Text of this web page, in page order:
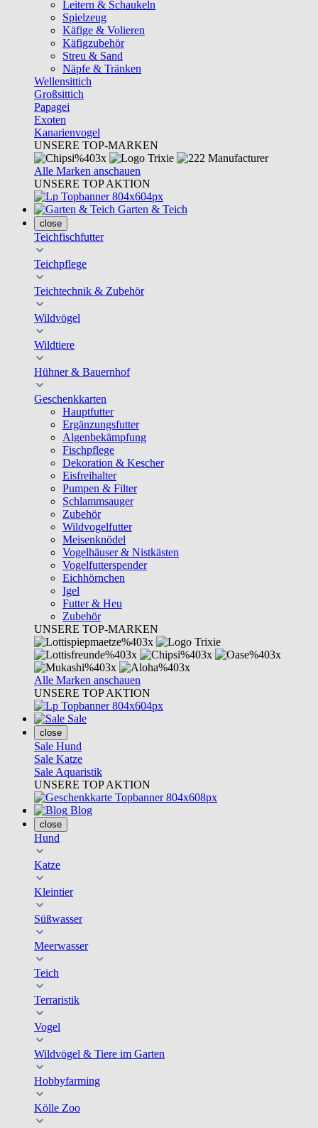
Leitern & Schaukeln
Spielzeug
Käfige & Volieren
Käfigzubehör
Streu & Sand
Näpfe & Tränken
Wellensittich
Großsittich
Papagei
Exoten
Kanarienvogel
UNSERE TOP-MARKEN
Alle Marken anschauen
UNSERE TOP AKTION
Garten & Teich
close
Teichfischfutter
Teichpflege
Teichtechnik & Zubehör
Wildvögel
Wildtiere
Hühner & Bauernhof
Geschenkkarten
Hauptfutter
Ergänzungsfutter
Algenbekämpfung
Fischpflege
Dekoration & Kescher
Eisfreihalter
Pumpen & Filter
Schlammsauger
Zubehör
Wildvogelfutter
Meisenknödel
Vogelhäuser & Nistkästen
Vogelfutterspender
Eichhörnchen
Igel
Futter & Heu
Zubehör
UNSERE TOP-MARKEN
Alle Marken anschauen
UNSERE TOP AKTION
Sale
close
Sale Hund
Sale Katze
Sale Aquaristik
UNSERE TOP AKTION
Blog
close
Hund
Katze
Kleintier
Süßwasser
Meerwasser
Teich
Terraristik
Vogel
Wildvögel & Tiere im Garten
Hobbyfarming
Kölle Zoo